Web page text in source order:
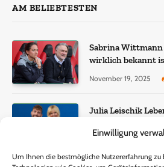
Einwilligung
Um Ihnen die bestmögliche Nutzererfahrung
AM BELIEBTESTEN
Sabrina
wirklich bekannt
November 19, 2025
Julia Leischik